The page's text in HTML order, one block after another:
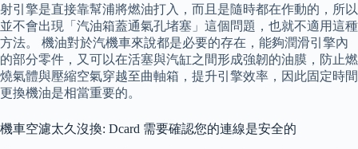
射引擎是直接靠幫浦將燃油打入，而且是隨時都在作動的，所以
並不會出現「汽油箱蓋通氣孔堵塞」這個問題，也就不適用這種
方法。 機油對於汽機車來說都是必要的存在，能夠潤滑引擎內
的部分零件，又可以在活塞與汽缸之間形成強韌的油膜，防止燃
燒氣體與壓縮空氣穿越至曲軸箱，提升引擎效率，因此固定時間
更換機油是相當重要的。
機車空濾太久沒換: Dcard 需要確認您的連線是安全的